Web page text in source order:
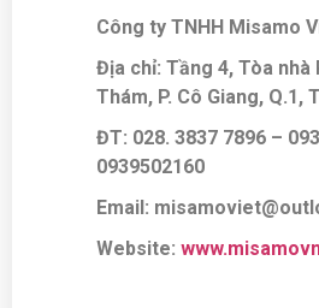
Công ty TNHH Misamo
Địa chỉ: Tầng 4, Tòa nhà
Thám, P. Cô Giang, Q.1,
ĐT: 028. 3837 7896 –
0939502160
Email:
Website: